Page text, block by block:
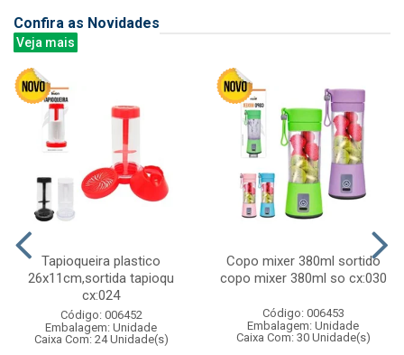
Confira as Novidades
Veja mais
Tapioqueira plastico
26x11cm,sortida tapioqu
cx:024
Código: 006452
Embalagem: Unidade
Caixa Com: 24 Unidade(s)
Copo mixer 380ml sortido
copo mixer 380ml so cx:030
Código: 006453
Embalagem: Unidade
Caixa Com: 30 Unidade(s)